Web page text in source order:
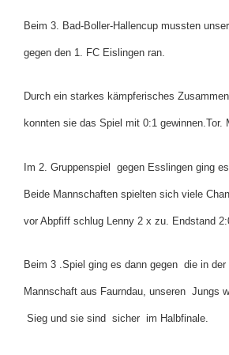
Beim 3. Bad-Boller-Hallencup mussten
gegen den 1. FC Eislingen ran.
Durch ein starkes kämpferisches
konnten sie das Spiel mit 0:1 gewinnen.Tor.
Im 2. Gruppenspiel gegen Esslingen ging
Beide Mannschaften spielten sich viele
vor Abpfiff schlug Lenny 2 x zu. Endstand
Beim 3 .Spiel ging es dann gegen die in der
Mannschaft aus Faurndau, unseren Jungs
Sieg und sie sind sicher im Halbfinale.